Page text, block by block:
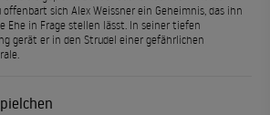
offenbart sich Alex Weissner ein Geheimnis, das ihn
Ehe in Frage stellen lässt. In seiner tiefen
gerät er in den Strudel einer gefährlichen